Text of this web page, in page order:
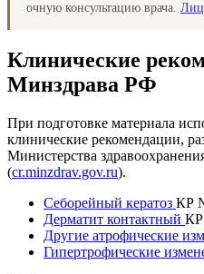
очную консультацию врача.
Клинические
Минздрава РФ
При подготовке материала
клинические рекомендации,
Министерства
(cr.minzdrav.gov.ru).
Себорейный кератоз КР
Дерматит контактный КР
Другие атрофические
Гипертрофические